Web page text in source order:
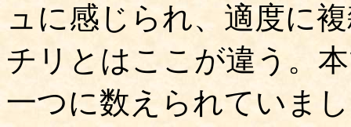
ュに感じられ、適度に
チリとはここが違う。
一つに数えられていま